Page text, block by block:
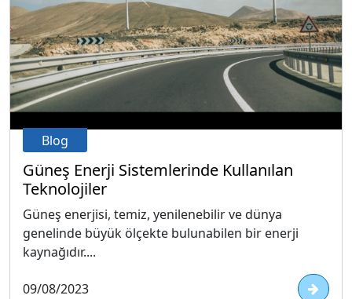
Blog
Güneş Enerji Sistemlerinde Kullanılan
Teknolojiler
Güneş enerjisi, temiz, yenilenebilir ve dünya
genelinde büyük ölçekte bulunabilen bir enerji
kaynağıdır....
09/08/2023